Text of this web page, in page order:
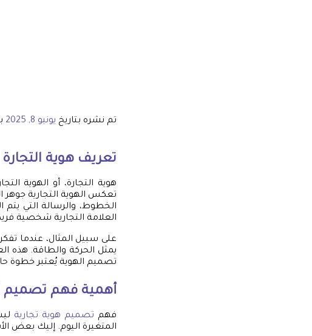
تم نشره بتاريخ يونيو 8, 2025
تعريف هوية التجارة
هوية التجارة، أو الهوية
تعكس الهوية التجارية جوهر
الخطوط، والرسالة التي يتم
العلامة التجارية شخصية
يمثل الحركة والطاقة. هذه
تصميم الهوية يُعتبر خطوة
أهمية فهم تصميم
فهم تصميم هوية تجارية
المتغيرة اليوم. إليك بعض